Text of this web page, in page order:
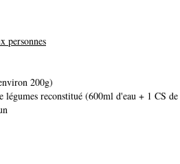
personnes
200g)
reconstitué (600ml d'eau + 1 CS